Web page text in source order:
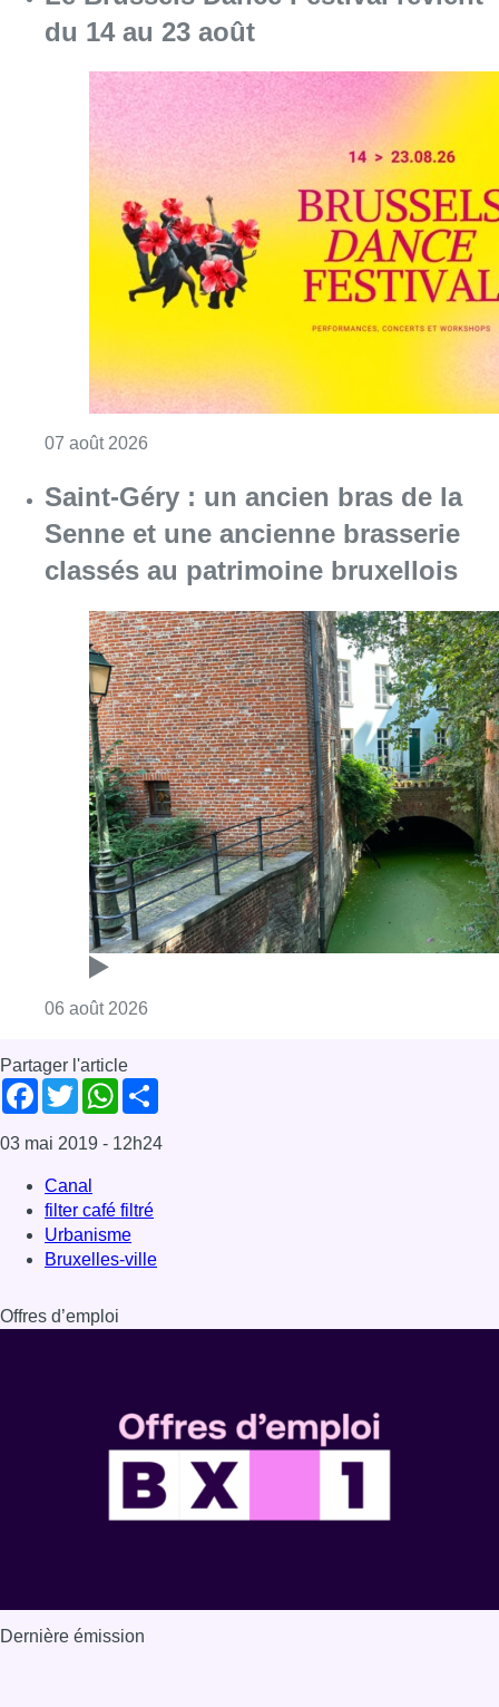
du 14 au 23 août
07 août 2026
Saint-Géry : un ancien bras de la
Senne et une ancienne brasserie
classés au patrimoine bruxellois
06 août 2026
Partager l'article
Facebook
TwitterWhatsApp
03 mai 2019 - 12h24
Canal
filter café filtré
Urbanisme
Bruxelles-ville
Offres d’emploi
Dernière émission